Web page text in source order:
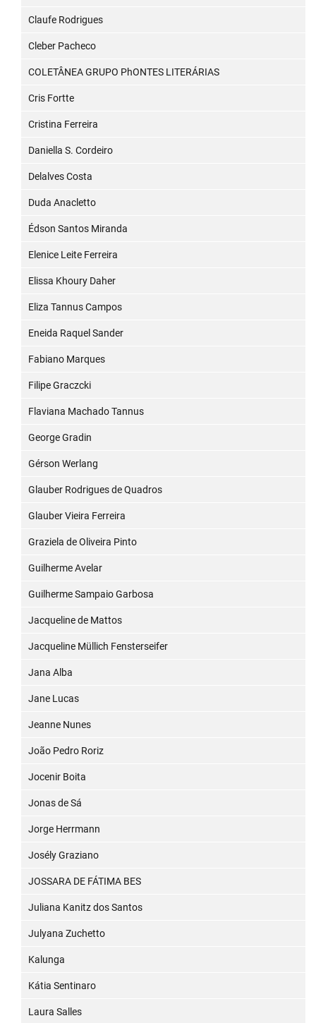
Claufe Rodrigues
Cleber Pacheco
COLETÂNEA GRUPO PhONTES LITERÁRIAS
Cris Fortte
Cristina Ferreira
Daniella S. Cordeiro
Delalves Costa
Duda Anacletto
Édson Santos Miranda
Elenice Leite Ferreira
Elissa Khoury Daher
Eliza Tannus Campos
Eneida Raquel Sander
Fabiano Marques
Filipe Graczcki
Flaviana Machado Tannus
George Gradin
Gérson Werlang
Glauber Rodrigues de Quadros
Glauber Vieira Ferreira
Graziela de Oliveira Pinto
Guilherme Avelar
Guilherme Sampaio Garbosa
Jacqueline de Mattos
Jacqueline Müllich Fensterseifer
Jana Alba
Jane Lucas
Jeanne Nunes
João Pedro Roriz
Jocenir Boita
Jonas de Sá
Jorge Herrmann
Josély Graziano
JOSSARA DE FÁTIMA BES
Juliana Kanitz dos Santos
Julyana Zuchetto
Kalunga
Kátia Sentinaro
Laura Salles